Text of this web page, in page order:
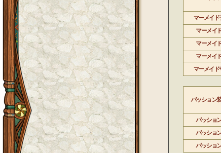
マーメイド
マーメイ
マーメイ
マーメイ
マーメイド
パッション
パッショ
パッショ
パッショ